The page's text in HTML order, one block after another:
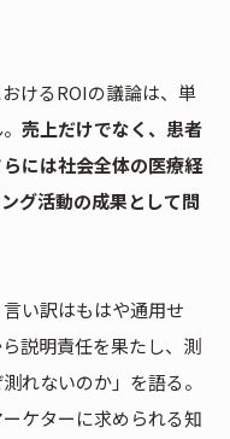
けるROIの議論は、単
売上だけでなく、患者
には社会全体の医療経
グ活動の成果として問
い訳はもはや通用せ
説明責任を果たし、測
れないのか」を語る。
ケターに求められる知